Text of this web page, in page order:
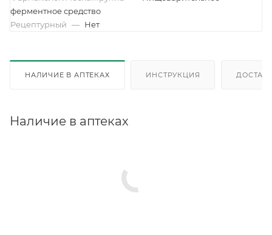
ферментное средство
Рецептурный — Нет
НАЛИЧИЕ В АПТЕКАХ ИНСТРУКЦИЯ
Наличие в аптеках